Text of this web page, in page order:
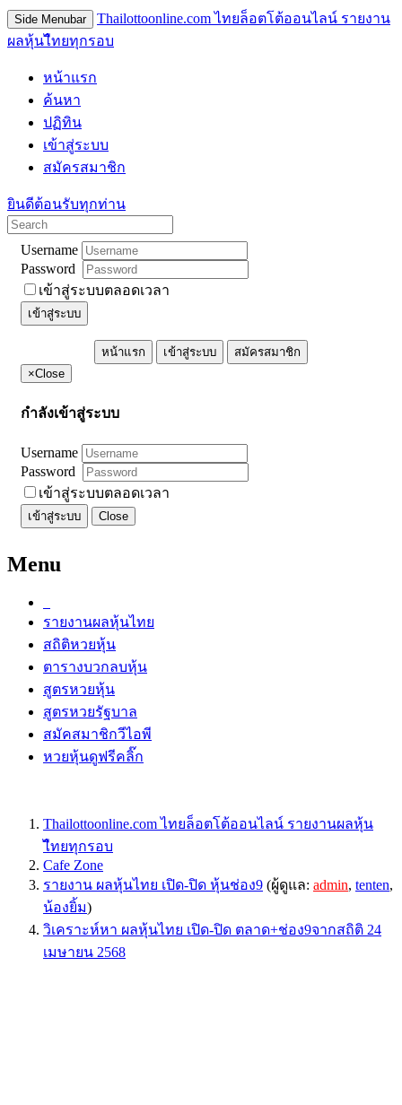
Side Menubar
Thailottoonline.com ไทยล็อตโต้ออนไลน์ รายงาน
ผลหุ้นไืทยทุกรอบ
หน้าแรก
ค้นหา
ปฏิทิน
เข้าสู่ระบบ
สมัครสมาชิก
ยินดีต้อนรับทุกท่าน
Username
Password
เข้าสู่ระบบตลอดเวลา
เข้าสู่ระบบ
หน้าแรก เข้าสู่ระบบ
สมัครสมาชิก
×Close
กำลังเข้าสู่ระบบ
Username
Password
เข้าสู่ระบบตลอดเวลา
เข้าสู่ระบบ Close
Menu
รายงานผลหุ้นไทย
สถิติหวยหุ้น
ตารางบวกลบหุ้น
สูตรหวยหุ้น
สูตรหวยรัฐบาล
สมัคสมาชิกวีไอพี
หวยหุ้นดูฟรีคลิ๊ก
Thailottoonline.com ไทยล็อตโต้ออนไลน์ รายงานผลหุ้น
ไืทยทุกรอบ
Cafe Zone
รายงาน ผลหุ้นไทย เปิด-ปิด หุ้นช่อง9 (ผู้ดูแล: admin, tenten,
น้องยิ้ม)
วิเคราะห์หา ผลหุ้นไทย เปิด-ปิด ตลาด+ช่อง9จากสถิติ 24
เมษายน 2568